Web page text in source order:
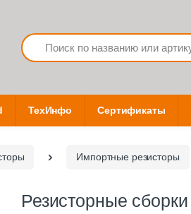
Search
ТехИнфо Сертификаты
Импортные резисторы
Резисторные сборки